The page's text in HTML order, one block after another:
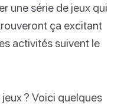
une série de jeux qui
ça excitant
activités suivent le
? Voici quelques